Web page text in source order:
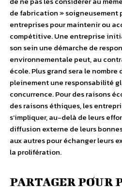
de fabrication » soigneusement
entreprises pour maintenir ou
compétitive. Une entreprise
son sein une démarche de
environnementale peut, au
école. Plus grand sera le
pleinement une responsabilité
concurrence. Pour des raisons
des raisons éthiques, les
s’impliquer, au-delà de leurs
diffusion externe de leurs
aux autres pour échanger leurs
la prolifération.
PARTAGER POUR